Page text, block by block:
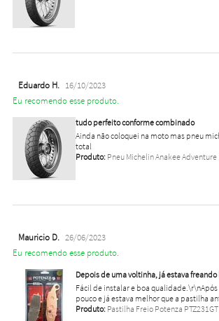
Eduardo H. 16/10/2023
Eu recomendo esse produto.
tudo perfeito conforme combinado
Ainda não coloquei na moto mas pneu
total
Produto:Pneu Michelin Anakee Adventure
Mauricio D. 26/06/2023
Eu recomendo esse produto.
Depois de uma voltinha, já estava freando
Fácil de instalar e boa
pouco e já estava melhor que a pastilha
Produto:Pastilha Freio Potenza